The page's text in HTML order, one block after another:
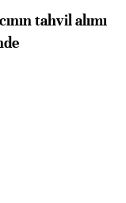
tahvil alımı